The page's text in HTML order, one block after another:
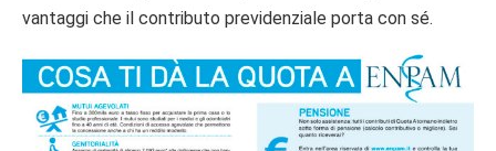
vantaggi che il contributo previdenziale porta con sé.